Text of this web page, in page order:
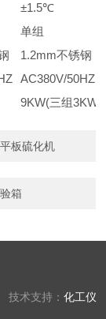
±1.5℃
单组
1.2mm不锈钢
AC380V/50HZ
9KW(三组3KW)
板硫化机
箱
技术支持：化工仪